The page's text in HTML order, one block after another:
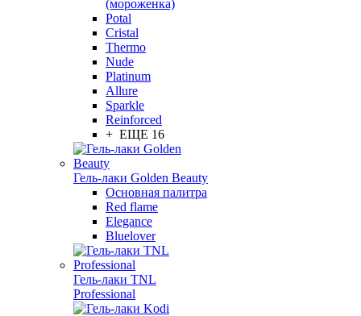
(мороженка)
Potal
Cristal
Thermo
Nude
Platinum
Allure
Sparkle
Reinforced
+ ЕЩЕ 16
Гель-лаки Golden Beauty
Основная палитра
Red flame
Elegance
Bluelover
Гель-лаки TNL
Professional